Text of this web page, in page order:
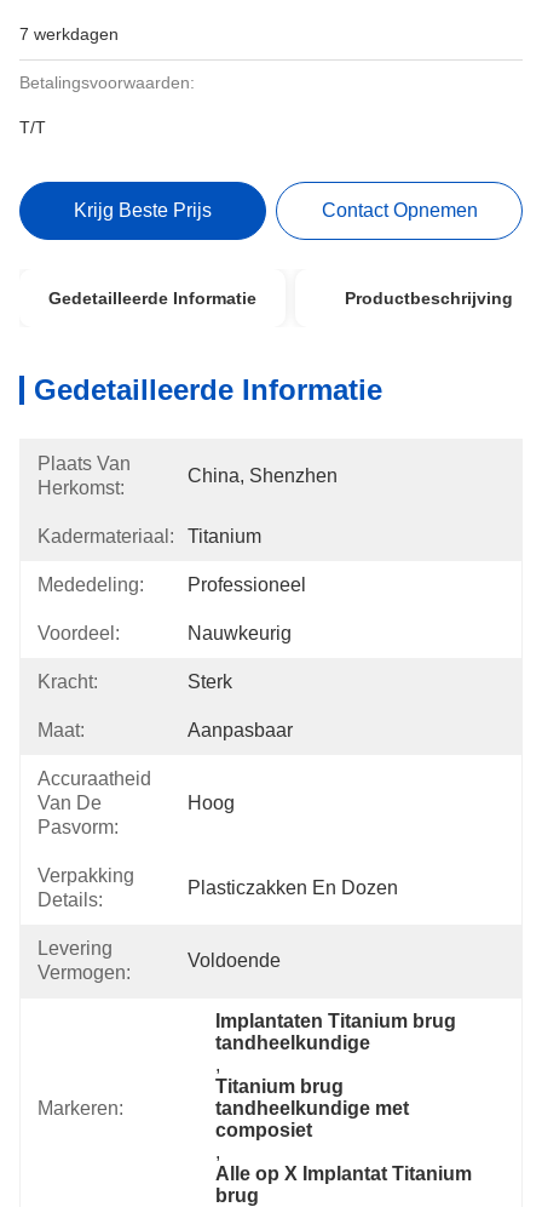
7 werkdagen
Betalingsvoorwaarden:
T/T
Krijg Beste Prijs Contact Opnemen
Gedetailleerde Informatie Productbeschrijving
Gedetailleerde Informatie
Plaats Van
Herkomst:
China, Shenzhen
Kadermateriaal: Titanium
Mededeling: Professioneel
Voordeel: Nauwkeurig
Kracht: Sterk
Maat: Aanpasbaar
Accuraatheid
Van De
Pasvorm:
Hoog
Verpakking
Details:
Plasticzakken En Dozen
Levering
Vermogen:
Voldoende
Markeren:
Implantaten Titanium brug
tandheelkundige
,
Titanium brug
tandheelkundige met
composiet
,
Alle op X Implantat Titanium
brug